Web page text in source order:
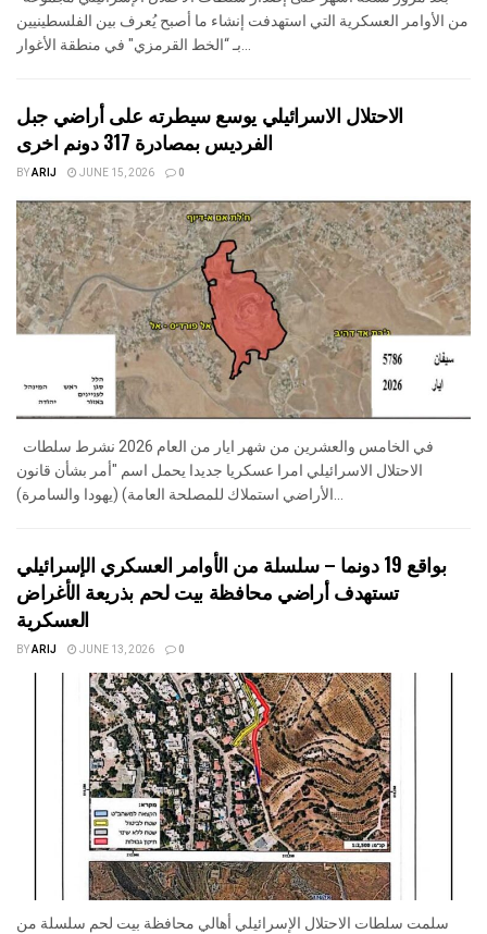
ا
ت
م
عي
ن
س
عي
د
ر
وا
جب
ة
4
4
1
5
0
نو
را
لد
ي
م
أب
ة
1
1
2
6
0
ال
م
ج
م
و
ع
5
2
17
من الأوامر العسكرية التي استهدفت إنشاء ما أصبح يُعرف بين الفلسطينيين
بـ “الخط القرمزي" في منطقة الأغوار...
الاحتلال الاسرائيلي يوسع سيطرته على أراضي جبل
الفرديس بمصادرة 317 دونم اخرى
BYARIJ JUNE 15, 2026 0
الاحتلال الاسرائيلي امرا عسكريا جديدا يحمل اسم "أمر بشأن قانون
الأراضي استملاك للمصلحة العامة) (يهودا والسامرة)...
بواقع 19 دونما – سلسلة من الأوامر العسكري الإسرائيلي
تستهدف أراضي محافظة بيت لحم بذريعة الأغراض
العسكرية
BYARIJ JUNE 13, 2026 0
سلمت سلطات الاحتلال الإسرائيلي أهالي محافظة بيت لحم سلسلة من